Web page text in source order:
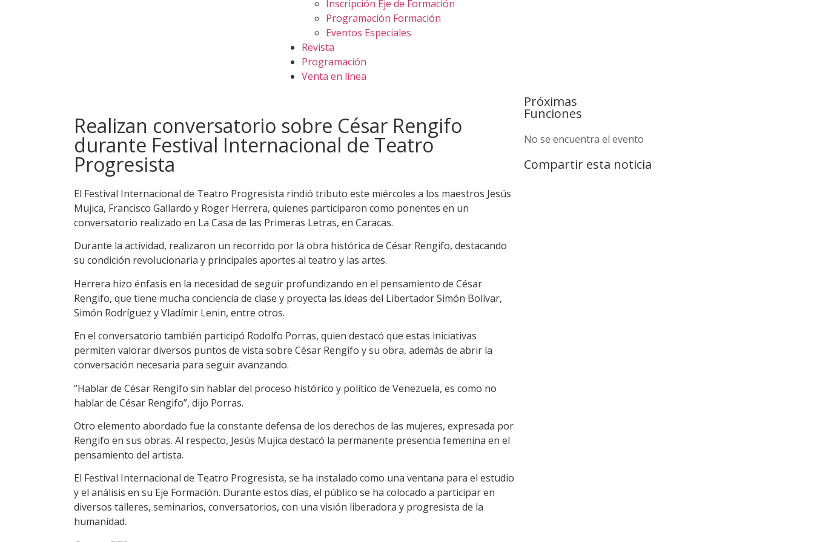
Inscripción Eje de Formación
Programación Formación
Eventos Especiales
Revista
Programación
Venta en línea
Realizan conversatorio sobre César Rengifo
durante Festival Internacional de Teatro
Progresista
El Festival Internacional de Teatro Progresista rindió tributo este miércoles a los maestros Jesús
Mujica, Francisco Gallardo y Roger Herrera, quienes participaron como ponentes en un
conversatorio realizado en La Casa de las Primeras Letras, en Caracas.
Durante la actividad, realizaron un recorrido por la obra histórica de César Rengifo, destacando
su condición revolucionaria y principales aportes al teatro y las artes.
Herrera hizo énfasis en la necesidad de seguir profundizando en el pensamiento de César
Rengifo, que tiene mucha conciencia de clase y proyecta las ideas del Libertador Simón Bolívar,
Simón Rodríguez y Vladímir Lenin, entre otros.
En el conversatorio también participó Rodolfo Porras, quien destacó que estas iniciativas
permiten valorar diversos puntos de vista sobre César Rengifo y su obra, además de abrir la
conversación necesaria para seguir avanzando.
“Hablar de César Rengifo sin hablar del proceso histórico y político de Venezuela, es como no
hablar de César Rengifo”, dijo Porras.
Otro elemento abordado fue la constante defensa de los derechos de las mujeres, expresada por
Rengifo en sus obras. Al respecto, Jesús Mujica destacó la permanente presencia femenina en el
pensamiento del artista.
El Festival Internacional de Teatro Progresista, se ha instalado como una ventana para el estudio
y el análisis en su Eje Formación. Durante estos días, el público se ha colocado a participar en
diversos talleres, seminarios, conversatorios, con una visión liberadora y progresista de la
humanidad.
Próximas
Funciones
No se encuentra el evento
Compartir esta noticia